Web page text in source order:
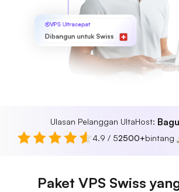
VPS Ultracepat
Dibangun untuk Swiss
Ulasan Pelanggan UltaHost:
4.9 / 52500+bintang
Paket VPS Swiss